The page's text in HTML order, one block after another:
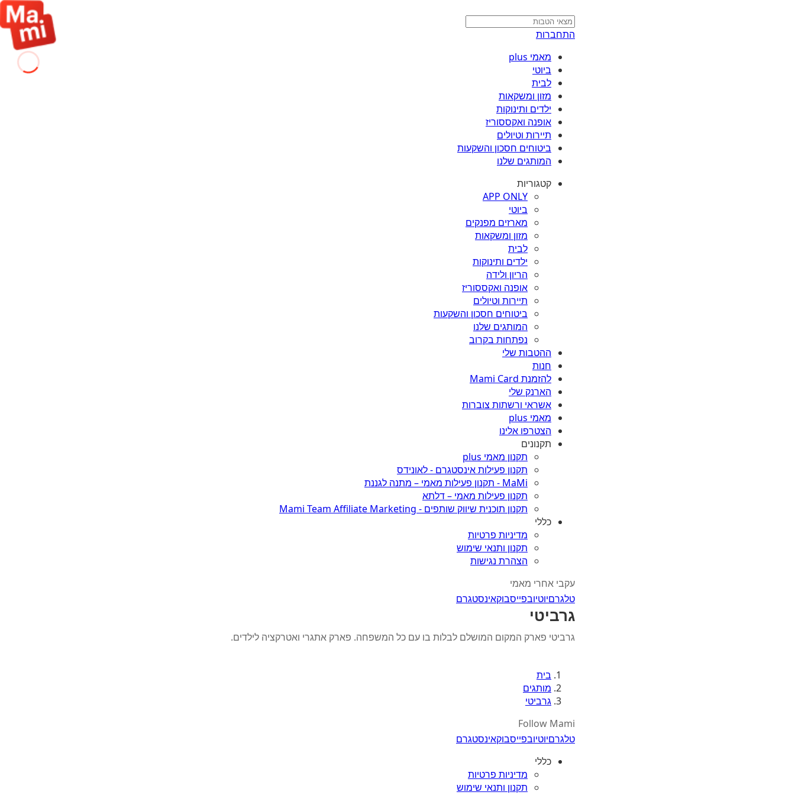
התחברות
מאמי plus
ביוטי
לבית
מזון ומשקאות
ילדים ותינוקות
אופנה ואקססוריז
תיירות וטיולים
ביטוחים חסכון והשקעות
המותגים שלנו
קטגוריות
APP ONLY
ביוטי
מארזים מפנקים
מזון ומשקאות
לבית
ילדים ותינוקות
הריון ולידה
אופנה ואקססוריז
תיירות וטיולים
ביטוחים חסכון והשקעות
המותגים שלנו
נפתחות בקרוב
ההטבות שלי
חנות
להזמנת Mami Card
הארנק שלי
אשראי ורשתות צוברות
מאמי plus
הצטרפו אלינו
תקנונים
תקנון מאמי plus
תקנון פעילות אינסטגרם - לאונידס
MaMi - תקנון פעילות מאמי – מתנה לגננת
תקנון פעילות מאמי – דלתא
תקנון תוכנית שיווק שותפים - Mami Team Affiliate Marketing
כללי
מדיניות פרטיות
תקנון ותנאי שימוש
הצהרת נגישות
עקבי אחרי מאמי
טלגרםיוטיובפייסבוקאינסטגרם
גרביטי
גרביטי פארק המקום המושלם לבלות בו עם כל המשפחה. פארק אתגרי ואטרקציה לילדים.
בית
מותגים
גרביטי
Follow Mami
טלגרםיוטיובפייסבוקאינסטגרם
כללי
מדיניות פרטיות
תקנון ותנאי שימוש